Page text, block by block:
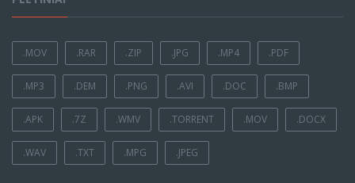
.MOV .RAR .ZIP .JPG .MP4 .PDF
.MP3 .DEM .PNG .AVI .DOC .BMP
.APK .7Z .WMV .TORRENT .MOV .DOCX
.WAV .TXT .MPG .JPEG